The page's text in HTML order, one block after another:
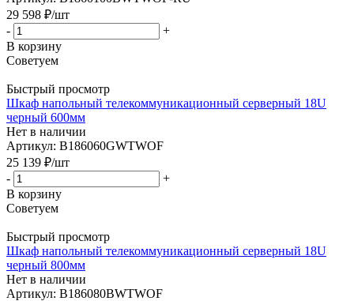
29 598 ₽/шт
-
+
В корзину
Советуем
Быстрый просмотр
Шкаф напольный телекоммуникационный серверный 18U
черный 600мм
Нет в наличии
Артикул: B186060GWTWOF
25 139 ₽/шт
-
+
В корзину
Советуем
Быстрый просмотр
Шкаф напольный телекоммуникационный серверный 18U
черный 800мм
Нет в наличии
Артикул: B186080BWTWOF